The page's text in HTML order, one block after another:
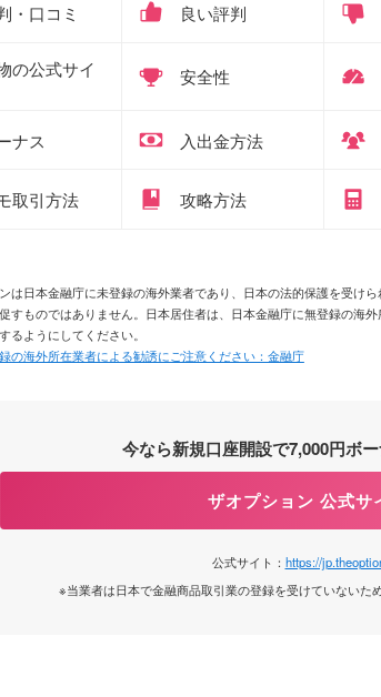
・口コミ 良い評判
の公式サイ 安全性
ナス 入出金方法
取引方法 攻略方法
は日本金融庁に未登録の海外業者であり、日本の法的保護を受け
すものではありません。日本居住者は、日本金融庁に無登録の海
るようにしてください。
の海外所在業者による勧誘にご注意ください：金融庁
今なら新規口座開設で7,000円ボ
ザオプション 公式サ
公式サイト： https://
※当業者は日本で金融商品取引業の登録を受けていないた